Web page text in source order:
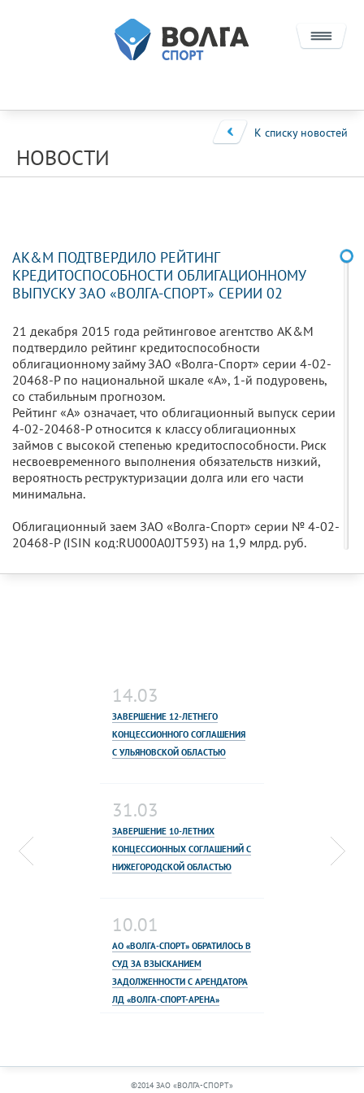
ИНВЕСТОРАМ
НПФ И ИНФРАСТРУКТУРНЫЕ ПРОЕКТЫ
КОНТАКТЫ
НОВОСТИ
К списку новостей
AK&M ПОДТВЕРДИЛО РЕЙТИНГ
КРЕДИТОСПОСОБНОСТИ ОБЛИГАЦИОННОМУ
ВЫПУСКУ ЗАО «ВОЛГА-СПОРТ» СЕРИИ 02
21 декабря 2015 года рейтинговое агентство AK&M
подтвердило рейтинг кредитоспособности
облигационному займу ЗАО «Волга-Спорт» серии 4-02-
20468-P по национальной шкале «А», 1-й подуровень,
со стабильным прогнозом.
Рейтинг «А» означает, что облигационный выпуск серии
4-02-20468-P относится к классу облигационных
займов с высокой степенью кредитоспособности. Риск
несвоевременного выполнения обязательств низкий,
вероятность реструктуризации долга или его части
минимальна.
Облигационный заем ЗАО «Волга-Спорт» серии № 4-02-
20468-Р (ISIN код:RU000A0JT593) на 1,9 млрд. руб.
облигаций – 4 139 дней (11,3 года) с полным
14.03
ЗАВЕРШЕНИЕ 12-ЛЕТНЕГО
КОНЦЕССИОННОГО СОГЛАШЕНИЯ
С УЛЬЯНОВСКОЙ ОБЛАСТЬЮ
31.03
ЗАВЕРШЕНИЕ 10-ЛЕТНИХ
КОНЦЕССИОННЫХ СОГЛАШЕНИЙ С
НИЖЕГОРОДСКОЙ ОБЛАСТЬЮ
10.01
АО «ВОЛГА-СПОРТ» ОБРАТИЛОСЬ В
СУД ЗА ВЗЫСКАНИЕМ
ЗАДОЛЖЕННОСТИ С АРЕНДАТОРА
ЛД «ВОЛГА-СПОРТ-АРЕНА»
©2014 ЗАО «ВОЛГА-СПОРТ»